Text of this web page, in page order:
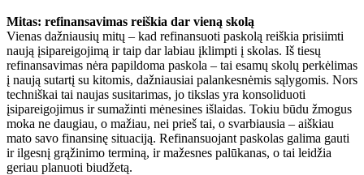
Mitas: refinansavimas reiškia dar vieną skolą
Vienas dažniausių mitų – kad refinansuoti paskolą reiškia prisiimti
naują įsipareigojimą ir taip dar labiau įklimpti į skolas. Iš tiesų
refinansavimas nėra papildoma paskola – tai esamų skolų perkėlimas
į naują sutartį su kitomis, dažniausiai palankesnėmis sąlygomis. Nors
techniškai tai naujas susitarimas, jo tikslas yra konsoliduoti
įsipareigojimus ir sumažinti mėnesines išlaidas. Tokiu būdu žmogus
moka ne daugiau, o mažiau, nei prieš tai, o svarbiausia – aiškiau
mato savo finansinę situaciją. Refinansuojant paskolas galima gauti
ir ilgesnį grąžinimo terminą, ir mažesnes palūkanas, o tai leidžia
geriau planuoti biudžetą.